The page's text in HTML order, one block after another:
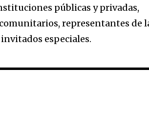
públicas y privadas,
representantes de
especiales.